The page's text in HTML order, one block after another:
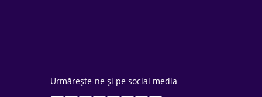
Urmărește-ne și pe social media